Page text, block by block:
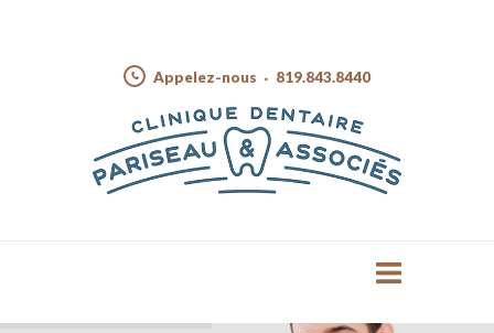
Appelez-nous 819.843.8440